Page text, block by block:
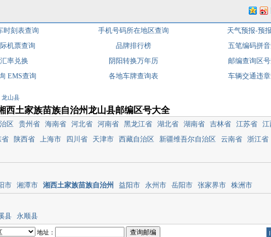
时刻表查询 手机号码所在地区查询
天气预报-预
机票查询 品牌排行榜
五笔编码拼
率兑换 阴阳转换万年历
邮编查询区
EMS查询 各地车牌查询表 车辆交通违
龙山县
西土家族苗族自治州龙山县邮编区号大全
区 贵州省 海南省 河北省 河南省 黑龙江省 湖北省 湖南省 吉林省 江苏省
江
省 陕西省 上海市 四川省 天津市 西藏自治区 新疆维吾尔自治区 云南省 浙江省
市 湘潭市 湘西土家族苗族自治州 益阳市 永州市 岳阳市 张家界市 株洲市
县 永顺县
地址：